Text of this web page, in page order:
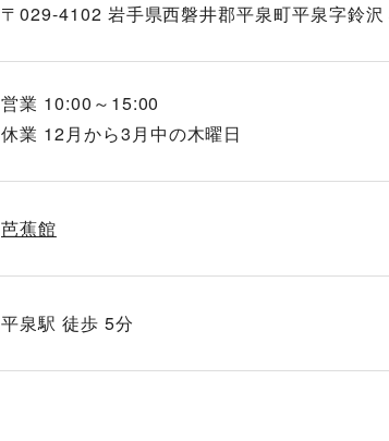
〒029-4102 岩手県西磐井郡平泉町平泉字鈴
営業 10:00～15:00
休業 12月から3月中の木曜日
芭蕉館
平泉駅 徒歩 5分